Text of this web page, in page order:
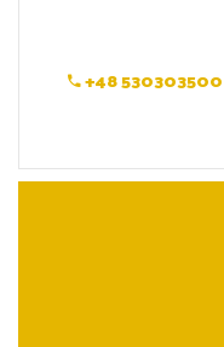
+48 530303500